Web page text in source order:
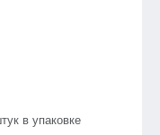
в упаковке